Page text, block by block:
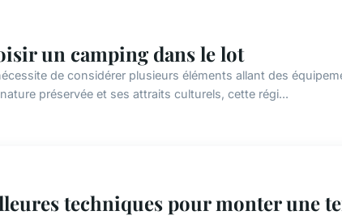
un camping dans le lot
de considérer plusieurs éléments allant des
préservée et ses attraits culturels, cette régi...
techniques pour monter une